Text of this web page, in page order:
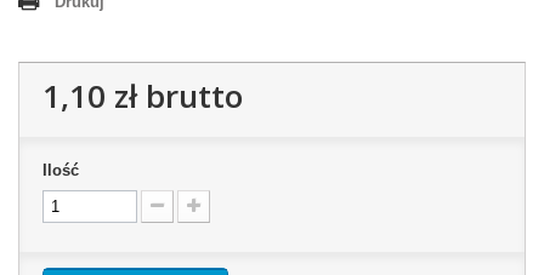
1,10 złbrutto
Ilość